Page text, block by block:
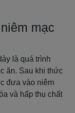
mạc
là quá trình
ăn. Sau khi thức
đưa vào niêm
và hấp thụ chất